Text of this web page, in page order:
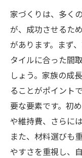
見極める
成功する家
点
夢の家完成
家づくりは、多く
が、成功させるた
があります。まず
タイルに合った間
しょう。家族の成
ることがポイント
要な要素です。初
や維持費、さらに
また、材料選びも
やすさを重視し、